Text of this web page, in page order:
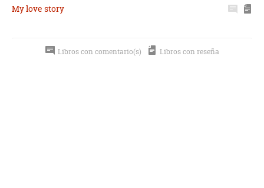
My love story
Libros con comentario(s) Libros con reseña